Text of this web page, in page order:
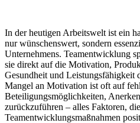
In der heutigen Arbeitswelt ist ein
nur wünschenswert, sondern
Unternehmens. Teamentwicklung
sie direkt auf die Motivation,
Gesundheit und
Mangel an Motivation ist oft auf
Beteiligungsmöglichkeiten,
zurückzuführen – alles Faktoren,
Teamentwicklungsmaßnahmen